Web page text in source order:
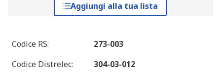
Aggiungi alla tua lista
Codice RS:
273-003
Codice Distrelec:
304-03-012